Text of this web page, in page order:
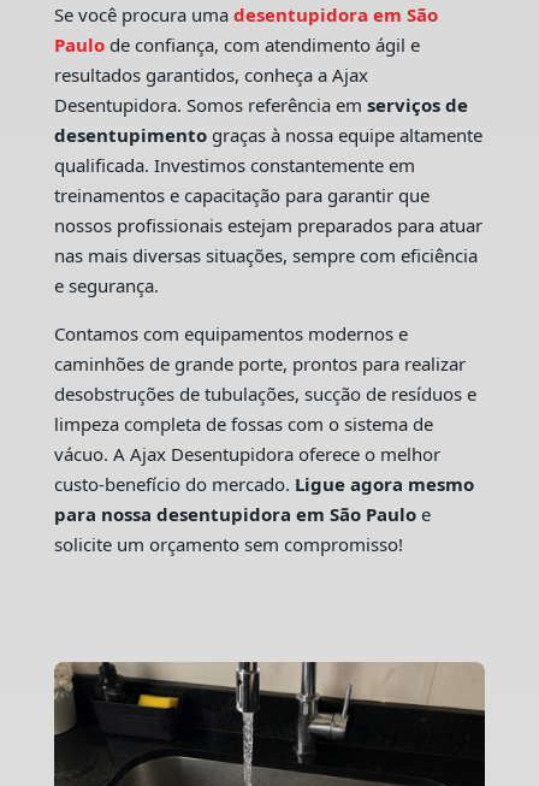
Se você procura uma desentupidora em São
Paulo de confiança, com atendimento ágil e
resultados garantidos, conheça a Ajax
Desentupidora. Somos referência em serviços de
desentupimentograças à nossa equipe altamente
qualificada. Investimos constantemente em
treinamentos e capacitação para garantir que
nossos profissionais estejam preparados para atuar
nas mais diversas situações, sempre com eficiência
e segurança.
Contamos com equipamentos modernos e
caminhões de grande porte, prontos para realizar
desobstruções de tubulações, sucção de resíduos e
limpeza completa de fossas com o sistema de
vácuo. A Ajax Desentupidora oferece o melhor
custo-benefício do mercado. Ligue agora mesmo
para nossa desentupidora em São Pauloe
solicite um orçamento sem compromisso!